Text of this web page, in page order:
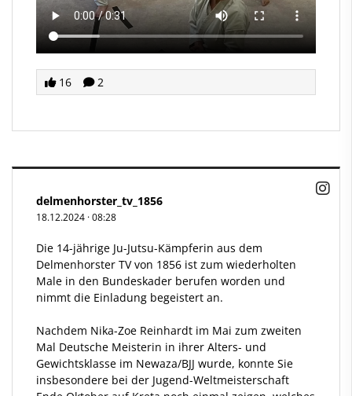
16 2
delmenhorster_tv_1856
18.12.2024 ·08:28
Die 14-jährige Ju-Jutsu-Kämpferin aus dem
Delmenhorster TV von 1856 ist zum wiederholten
Male in den Bundeskader berufen worden und
nimmt die Einladung begeistert an.
Nachdem Nika-Zoe Reinhardt im Mai zum zweiten
Mal Deutsche Meisterin in ihrer Alters- und
Gewichtsklasse im Newaza/BJJ wurde, konnte Sie
insbesondere bei der Jugend-Weltmeisterschaft